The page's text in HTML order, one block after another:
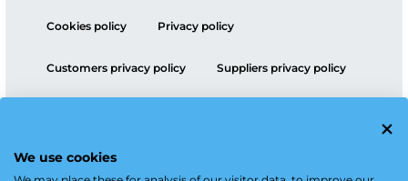
We use cookies
Cookies policy Privacy policy
Customers privacy policy Suppliers privacy policy